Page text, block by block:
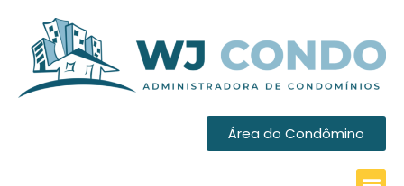
Área do Condômino